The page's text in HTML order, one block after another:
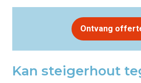
Ontvang
Kan steigerhout